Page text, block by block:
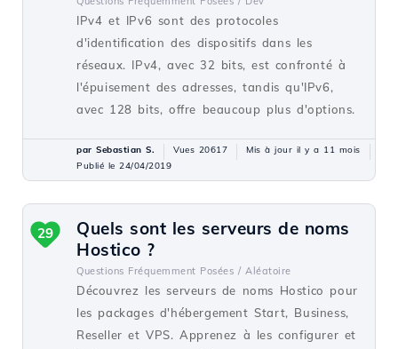
IPv4 et IPv6 sont des protocoles
d'identification des dispositifs dans les
réseaux. IPv4, avec 32 bits, est confronté à
l'épuisement des adresses, tandis qu'IPv6,
avec 128 bits, offre beaucoup plus d'options.
par Sebastian S. Vues 20617
Mis à jour il y a 11 mois
Publié le 24/04/2019
Quels sont les serveurs de noms
Hostico ?
Questions Fréquemment Posées / Aléatoire
Découvrez les serveurs de noms Hostico pour
les packages d'hébergement Start, Business,
Reseller et VPS. Apprenez à les configurer et
29